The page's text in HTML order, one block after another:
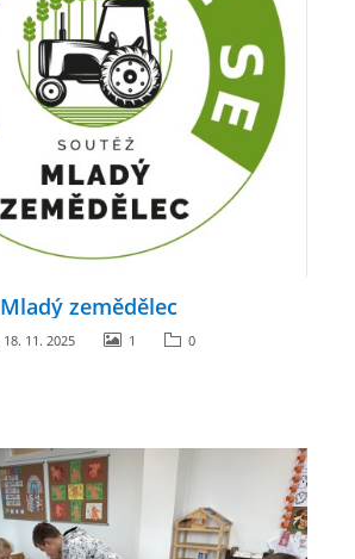
Mladý zemědělec
18. 11. 2025 1 0